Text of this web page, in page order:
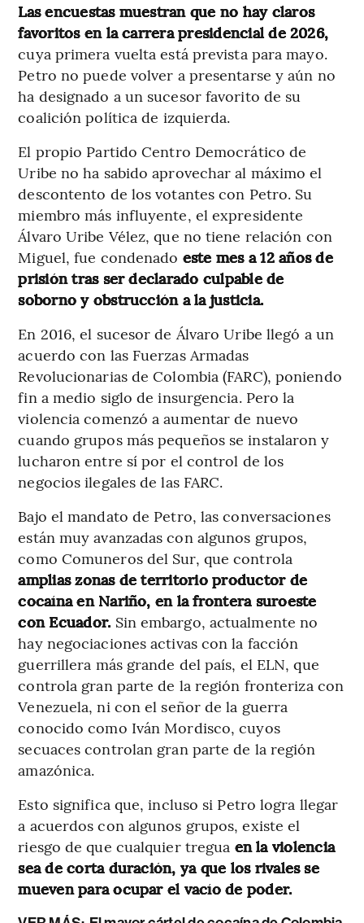
Las encuestas muestran que no hay claros
favoritos en la carrera presidencial de 2026,
cuya primera vuelta está prevista para mayo.
Petro no puede volver a presentarse y aún no
ha designado a un sucesor favorito de su
coalición política de izquierda.
El propio Partido Centro Democrático de
Uribe no ha sabido aprovechar al máximo el
descontento de los votantes con Petro. Su
miembro más influyente, el expresidente
Álvaro Uribe Vélez, que no tiene relación con
Miguel, fue condenado este mes a 12 años de
prisión tras ser declarado culpable de
soborno y obstrucción a la justicia.
En 2016, el sucesor de Álvaro Uribe llegó a un
acuerdo con las Fuerzas Armadas
Revolucionarias de Colombia (FARC), poniendo
fin a medio siglo de insurgencia. Pero la
violencia comenzó a aumentar de nuevo
cuando grupos más pequeños se instalaron y
lucharon entre sí por el control de los
negocios ilegales de las FARC.
Bajo el mandato de Petro, las conversaciones
están muy avanzadas con algunos grupos,
como Comuneros del Sur, que controla
amplias zonas de territorio productor de
cocaína en Nariño, en la frontera suroeste
con Ecuador. Sin embargo, actualmente no
hay negociaciones activas con la facción
guerrillera más grande del país, el ELN, que
controla gran parte de la región fronteriza con
Venezuela, ni con el señor de la guerra
conocido como Iván Mordisco, cuyos
secuaces controlan gran parte de la región
amazónica.
Esto significa que, incluso si Petro logra llegar
a acuerdos con algunos grupos, existe el
riesgo de que cualquier tregua en la violencia
sea de corta duración, ya que los rivales se
mueven para ocupar el vacío de poder.